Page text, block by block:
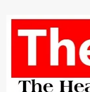
content